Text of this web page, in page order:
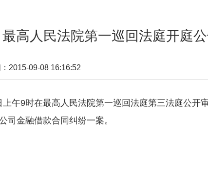
最高人民法院第一巡回法庭开庭公
2015-09-08 16:16:52
午9时在最高人民法院第一巡回法庭第三法庭公
司金融借款合同纠纷一案。